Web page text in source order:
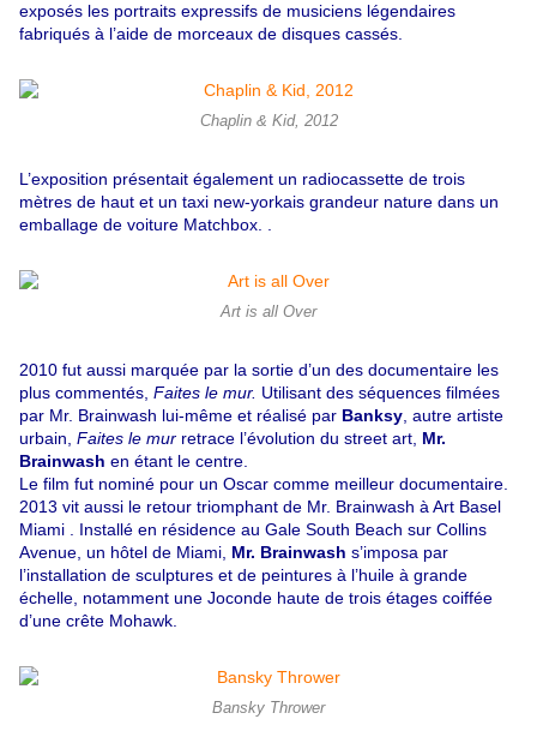
exposés les portraits expressifs de musiciens légendaires
fabriqués à l’aide de morceaux de disques cassés.
Chaplin & Kid, 2012
L’exposition présentait également un radiocassette de trois
mètres de haut et un taxi new-yorkais grandeur nature dans un
emballage de voiture Matchbox. .
Art is all Over
2010 fut aussi marquée par la sortie d’un des documentaire les
plus commentés, Faites le mur. Utilisant des séquences filmées
par Mr. Brainwash lui-même et réalisé par Banksy , autre artiste
urbain, Faites le mur retrace l’évolution du street art, Mr.
Brainwash en étant le centre.
Le film fut nominé pour un Oscar comme meilleur documentaire.
2013 vit aussi le retour triomphant de Mr. Brainwash à Art Basel
Miami . Installé en résidence au Gale South Beach sur Collins
Avenue, un hôtel de Miami, Mr. Brainwash s’imposa par
l’installation de sculptures et de peintures à l’huile à grande
échelle, notamment une Joconde haute de trois étages coiffée
d’une crête Mohawk.
Bansky Thrower